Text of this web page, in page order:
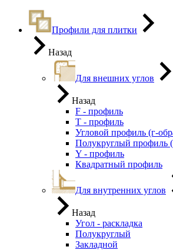
Профили для плитки
Назад
Для внешних углов
Назад
F - профиль
Т - профиль
Угловой профиль (г-
Полукруглый профиль
Y - профиль
Квадратный профиль
Для внутренних углов
Назад
Угол - раскладка
Полукруглый
Закладной